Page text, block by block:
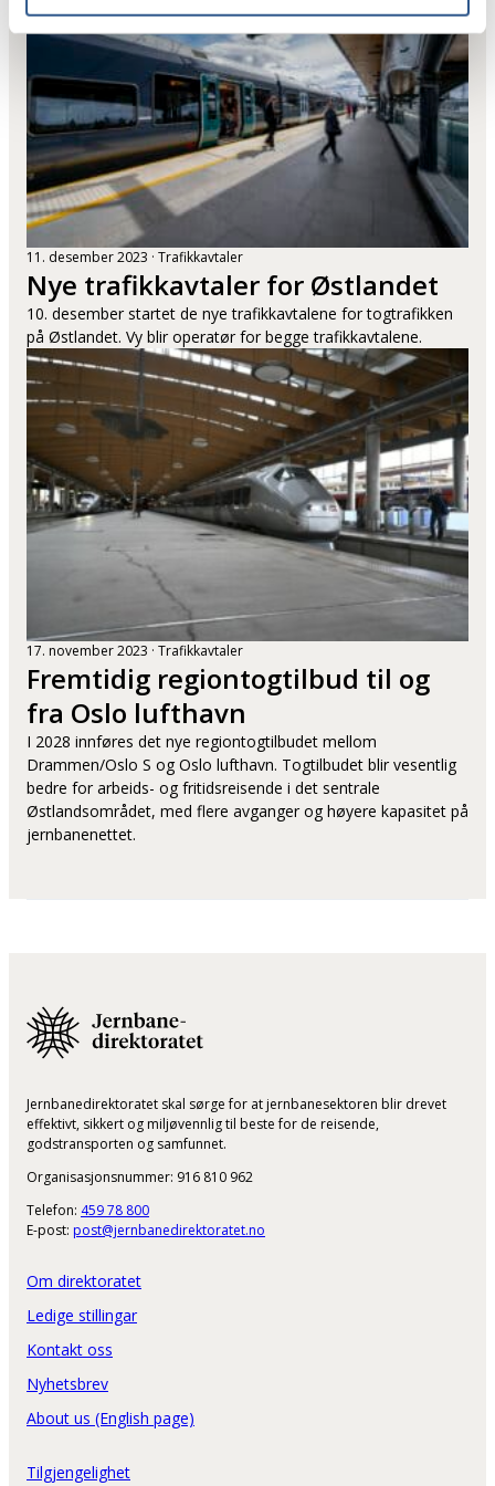
11. desember 2023 Trafikkavtaler
Nye trafikkavtaler for Østlandet
10. desember startet de nye trafikkavtalene for togtrafikken
på Østlandet. Vy blir operatør for begge trafikkavtalene.
17. november 2023 Trafikkavtaler
Fremtidig regiontogtilbud til og
fra Oslo lufthavn
I 2028 innføres det nye regiontogtilbudet mellom
Drammen/Oslo S og Oslo lufthavn. Togtilbudet blir vesentlig
bedre for arbeids- og fritidsreisende i det sentrale
Østlandsområdet, med flere avganger og høyere kapasitet på
jernbanenettet.
Jernbanedirektoratet skal sørge for at jernbanesektoren blir drevet
effektivt, sikkert og miljøvennlig til beste for de reisende,
godstransporten og samfunnet.
Organisasjonsnummer: 916 810 962
Telefon: 459 78 800
E-post: post@jernbanedirektoratet.no
Om direktoratet
Ledige stillingar
Kontakt oss
Nyhetsbrev
About us (English page)
Tilgjengelighet